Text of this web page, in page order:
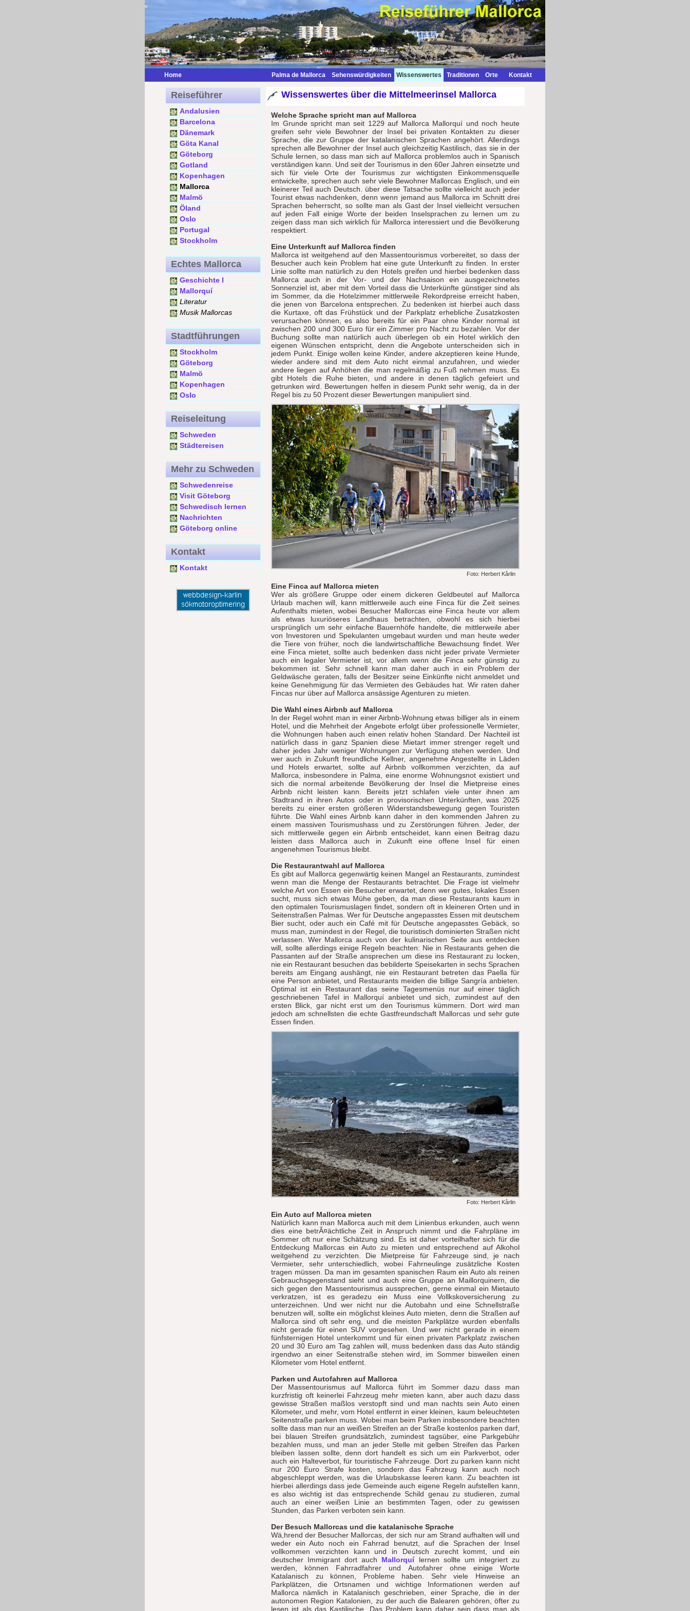
Home Palma de Mallorca Sehenswürdigkeiten Wissenswertes Traditionen Orte Kontakt
Reiseführer
Andalusien
Barcelona
Dänemark
Göta Kanal
Göteborg
Gotland
Kopenhagen
Mallorca
Malmö
Öland
Oslo
Portugal
Stockholm
Echtes Mallorca
Geschichte I
Mallorquí
Literatur
Musik Mallorcas
Stadtführungen
Stockholm
Göteborg
Malmö
Kopenhagen
Oslo
Reiseleitung
Schweden
Städtereisen
Mehr zu Schweden
Schwedenreise
Visit Göteborg
Schwedisch lernen
Nachrichten
Göteborg online
Kontakt
Kontakt
Wissenswertes über die Mittelmeerinsel Mallorca
Welche Sprache spricht man auf Mallorca
Im Grunde spricht man seit 1229 auf Mallorca Mallorquí und noch heute
greifen sehr viele Bewohner der Insel bei privaten Kontakten zu dieser
Sprache, die zur Gruppe der katalanischen Sprachen angehört. Allerdings
sprechen alle Bewohner der Insel auch gleichzeitig Kastilisch, das sie in der
Schule lernen, so dass man sich auf Mallorca problemlos auch in Spanisch
verständigen kann. Und seit der Tourismus in den 60er Jahren einsetzte und
sich für viele Orte der Tourismus zur wichtigsten Einkommensquelle
entwickelte, sprechen auch sehr viele Bewohner Mallorcas Englisch, und ein
kleinerer Teil auch Deutsch. über diese Tatsache sollte vielleicht auch jeder
Tourist etwas nachdenken, denn wenn jemand aus Mallorca im Schnitt drei
Sprachen beherrscht, so sollte man als Gast der Insel vielleicht versuchen
auf jeden Fall einige Worte der beiden Inselsprachen zu lernen um zu
zeigen dass man sich wirklich für Mallorca interessiert und die Bevölkerung
respektiert.
Eine Unterkunft auf Mallorca finden
Mallorca ist weitgehend auf den Massentourismus vorbereitet, so dass der
Besucher auch kein Problem hat eine gute Unterkunft zu finden. In erster
Linie sollte man natürlich zu den Hotels greifen und hierbei bedenken dass
Mallorca auch in der Vor- und der Nachsaison ein ausgezeichnetes
Sonnenziel ist, aber mit dem Vorteil dass die Unterkünfte günstiger sind als
im Sommer, da die Hotelzimmer mittlerweile Rekordpreise erreicht haben,
die jenen von Barcelona entsprechen. Zu bedenken ist hierbei auch dass
die Kurtaxe, oft das Frühstück und der Parkplatz erhebliche Zusatzkosten
verursachen können, es also bereits für ein Paar ohne Kinder normal ist
zwischen 200 und 300 Euro für ein Zimmer pro Nacht zu bezahlen. Vor der
Buchung sollte man natürlich auch überlegen ob ein Hotel wirklich den
eigenen Wünschen entspricht, denn die Angebote unterscheiden sich in
jedem Punkt. Einige wollen keine Kinder, andere akzeptieren keine Hunde,
wieder andere sind mit dem Auto nicht einmal anzufahren, und wieder
andere liegen auf Anhöhen die man regelmäßig zu Fuß nehmen muss. Es
gibt Hotels die Ruhe bieten, und andere in denen täglich gefeiert und
getrunken wird. Bewertungen helfen in diesem Punkt sehr wenig, da in der
Regel bis zu 50 Prozent dieser Bewertungen manipuliert sind.
Foto: Herbert Kårlin
Eine Finca auf Mallorca mieten
Wer als größere Gruppe oder einem dickeren Geldbeutel auf Mallorca
Urlaub machen will, kann mittlerweile auch eine Finca für die Zeit seines
Aufenthalts mieten, wobei Besucher Mallorcas eine Finca heute vor allem
als etwas luxuriöseres Landhaus betrachten, obwohl es sich hierbei
ursprünglich um sehr einfache Bauernhöfe handelte, die mittlerweile aber
von Investoren und Spekulanten umgebaut wurden und man heute weder
die Tiere von früher, noch die landwirtschaftliche Bewachsung findet. Wer
eine Finca mietet, sollte auch bedenken dass nicht jeder private Vermieter
auch ein legaler Vermieter ist, vor allem wenn die Finca sehr günstig zu
bekommen ist. Sehr schnell kann man daher auch in ein Problem der
Geldwäsche geraten, falls der Besitzer seine Einkünfte nicht anmeldet und
keine Genehmigung für das Vermieten des Gebäudes hat. Wir raten daher
Fincas nur über auf Mallorca ansässige Agenturen zu mieten.
Die Wahl eines Airbnb auf Mallorca
In der Regel wohnt man in einer Airbnb-Wohnung etwas billiger als in einem
Hotel, und die Mehrheit der Angebote erfolgt über professionelle Vermieter,
die Wohnungen haben auch einen relativ hohen Standard. Der Nachteil ist
natürlich dass in ganz Spanien diese Mietart immer strenger regelt und
daher jedes Jahr weniger Wohnungen zur Verfügung stehen werden. Und
wer auch in Zukunft freundliche Kellner, angenehme Angestellte in Läden
und Hotels erwartet, sollte auf Airbnb vollkommen verzichten, da auf
Mallorca, insbesondere in Palma, eine enorme Wohnungsnot existiert und
sich die normal arbeitende Bevölkerung der Insel die Mietpreise eines
Airbnb nicht leisten kann. Bereits jetzt schlafen viele unter ihnen am
Stadtrand in ihren Autos oder in provisorischen Unterkünften, was 2025
bereits zu einer ersten größeren Widerstandsbewegung gegen Touristen
führte. Die Wahl eines Airbnb kann daher in den kommenden Jahren zu
einem massiven Tourismushass und zu Zerstörungen führen. Jeder, der
sich mittlerweile gegen ein Airbnb entscheidet, kann einen Beitrag dazu
leisten dass Mallorca auch in Zukunft eine offene Insel für einen
angenehmen Tourismus bleibt.
Die Restaurantwahl auf Mallorca
Es gibt auf Mallorca gegenwärtig keinen Mangel an Restaurants, zumindest
wenn man die Menge der Restaurants betrachtet. Die Frage ist vielmehr
welche Art von Essen ein Besucher erwartet, denn wer gutes, lokales Essen
sucht, muss sich etwas Mühe geben, da man diese Restaurants kaum in
den optimalen Tourismuslagen findet, sondern oft in kleineren Orten und in
Seitenstraßen Palmas. Wer für Deutsche angepasstes Essen mit deutschem
Bier sucht, oder auch ein Café mit für Deutsche angepasstes Gebäck, so
muss man, zumindest in der Regel, die touristisch dominierten Straßen nicht
verlassen. Wer Mallorca auch von der kulinarischen Seite aus entdecken
will, sollte allerdings einige Regeln beachten: Nie in Restaurants gehen die
Passanten auf der Straße ansprechen um diese ins Restaurant zu locken,
nie ein Restaurant besuchen das bebilderte Speisekarten in sechs Sprachen
bereits am Eingang aushängt, nie ein Restaurant betreten das Paella für
eine Person anbietet, und Restaurants meiden die billige Sangría anbieten.
Optimal ist ein Restaurant das seine Tagesmenüs nur auf einer täglich
geschriebenen Tafel in Mallorquí anbietet und sich, zumindest auf den
ersten Blick, gar nicht erst um den Tourismus kümmern. Dort wird man
jedoch am schnellsten die echte Gastfreundschaft Mallorcas und sehr gute
Essen finden.
Foto: Herbert Kårlin
Ein Auto auf Mallorca mieten
Natürlich kann man Mallorca auch mit dem Linienbus erkunden, auch wenn
dies eine betrÃ¤ächtliche Zeit in Anspruch nimmt und die Fahrpläne im
Sommer oft nur eine Schätzung sind. Es ist daher vorteilhafter sich für die
Entdeckung Mallorcas ein Auto zu mieten und entsprechend auf Alkohol
weitgehend zu verzichten. Die Mietpreise für Fahrzeuge sind, je nach
Vermieter, sehr unterschiedlich, wobei Fahrneulinge zusätzliche Kosten
tragen müssen. Da man im gesamten spanischen Raum ein Auto als reinen
Gebrauchsgegenstand sieht und auch eine Gruppe an Maillorquinern, die
sich gegen den Massentourismus aussprechen, gerne einmal ein Mietauto
verkratzen, ist es geradezu ein Muss eine Vollkskoversicherung zu
unterzeichnen. Und wer nicht nur die Autobahn und eine Schnellstraße
benutzen will, sollte ein möglichst kleines Auto mieten, denn die Straßen auf
Mallorca sind oft sehr eng, und die meisten Parkplätze wurden ebenfalls
nicht gerade für einen SUV vorgesehen. Und wer nicht gerade in einem
fünfsternigen Hotel unterkommt und für einen privaten Parkplatz zwischen
20 und 30 Euro am Tag zahlen will, muss bedenken dass das Auto ständig
irgendwo an einer Seitenstraße stehen wird, im Sommer bisweilen einen
Kilometer vom Hotel entfernt.
Parken und Autofahren auf Mallorca
Der Massentourismus auf Mallorca führt im Sommer dazu dass man
kurzfristig oft keinerlei Fahrzeug mehr mieten kann, aber auch dazu dass
gewisse Straßen maßlos verstopft sind und man nachts sein Auto einen
Kilometer, und mehr, vom Hotel entfernt in einer kleinen, kaum beleuchteten
Seitenstraße parken muss. Wobei man beim Parken insbesondere beachten
sollte dass man nur an weißen Streifen an der Straße kostenlos parken darf,
bei blauen Streifen grundsätzlich, zumindest tagsüber, eine Parkgebühr
bezahlen muss, und man an jeder Stelle mit gelben Streifen das Parken
bleiben lassen sollte, denn dort handelt es sich um ein Parkverbot, oder
auch ein Halteverbot, für touristische Fahrzeuge. Dort zu parken kann nicht
nur 200 Euro Strafe kosten, sondern das Fahrzeug kann auch noch
abgeschleppt werden, was die Urlaubskasse leeren kann. Zu beachten ist
hierbei allerdings dass jede Gemeinde auch eigene Regeln aufstellen kann,
es also wichtig ist das entsprechende Schild genau zu studieren, zumal
auch an einer weißen Linie an bestimmten Tagen, oder zu gewissen
Stunden, das Parken verboten sein kann.
Der Besuch Mallorcas und die katalanische Sprache
Wä,hrend der Besucher Mallorcas, der sich nur am Strand aufhalten will und
weder ein Auto noch ein Fahrrad benutzt, auf die Sprachen der Insel
vollkommen verzichten kann und in Deutsch zurecht kommt, und ein
deutscher Immigrant dort auch Mallorquílernen sollte um integriert zu
werden, können Fahrradfahrer und Autofahrer ohne einige Worte
Katalanisch zu können, Probleme haben. Sehr viele Hinweise an
Parkplätzen, die Ortsnamen und wichtige Informationen werden auf
Mallorca nämlich in Katalanisch geschrieben, einer Sprache, die in der
autonomen Region Katalonien, zu der auch die Balearen gehören, öfter zu
lesen ist als das Kastilische. Das Problem kann daher sein dass man als